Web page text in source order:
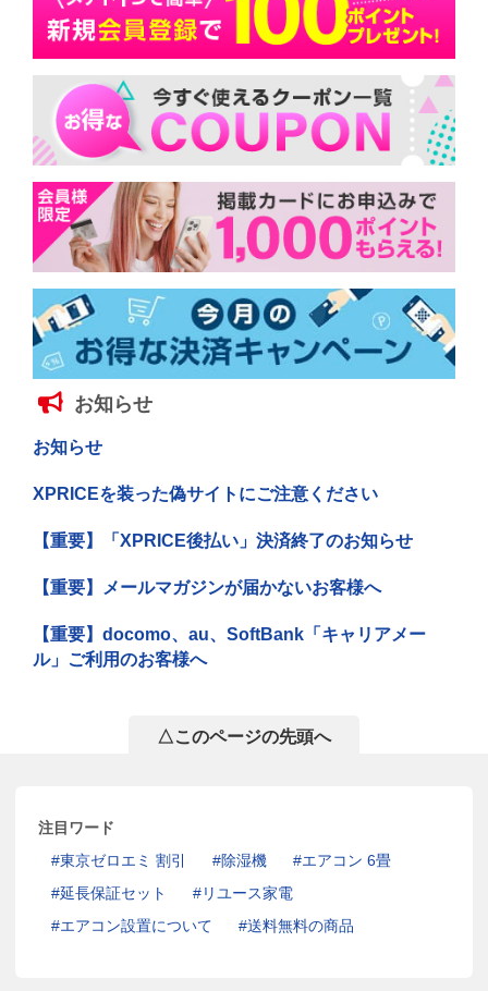
お知らせ
お知らせ
XPRICEを装った偽サイトにご注意ください
【重要】「XPRICE後払い」決済終了のお知らせ
【重要】メールマガジンが届かないお客様へ
【重要】docomo、au、SoftBank「キャリアメー
ル」ご利用のお客様へ
△このページの先頭へ
注目ワード
東京ゼロエミ 割引
除湿機
エアコン 6畳
延長保証セット
リユース家電
エアコン設置について
送料無料の商品